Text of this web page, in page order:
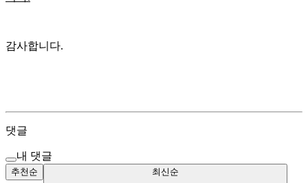
감사합니다.
댓글
내 댓글
추천순 최신순